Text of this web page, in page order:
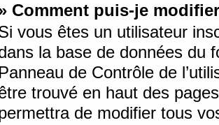
Comment puis-je
vous êtes un utilisateur
la base de données du
Panneau de Contrôle de
trouvé en haut des
de modifier tous